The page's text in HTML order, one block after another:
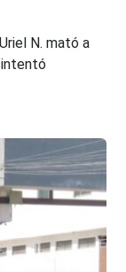
N. mató a